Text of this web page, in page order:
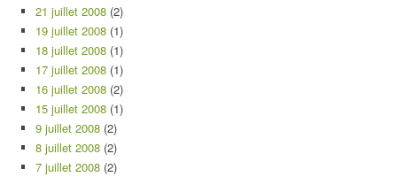
21 juillet 2008 (2)
19 juillet 2008 (1)
18 juillet 2008 (1)
17 juillet 2008 (1)
16 juillet 2008 (2)
15 juillet 2008 (1)
9 juillet 2008 (2)
8 juillet 2008 (2)
7 juillet 2008 (2)